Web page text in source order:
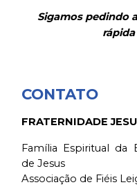
Sigamos pedindo
CONTATO
FRATERNIDADE
Família Espiritual da
de Jesus
Associação de Fiéis